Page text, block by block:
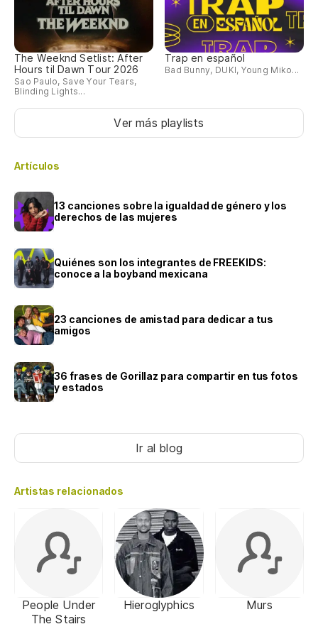
The Weeknd Setlist: After
Hours til Dawn Tour 2026
Sao Paulo, Save Your Tears,
Blinding Lights...
Trap en español
Bad Bunny, DUKI, Young Miko...
Ver más playlists
Artículos
13 canciones sobre la igualdad de género y los
derechos de las mujeres
Quiénes son los integrantes de FREEKIDS:
conoce a la boyband mexicana
23 canciones de amistad para dedicar a tus
amigos
36 frases de Gorillaz para compartir en tus fotos
y estados
Ir al blog
Artistas relacionados
People Under
The Stairs
Hieroglyphics Murs